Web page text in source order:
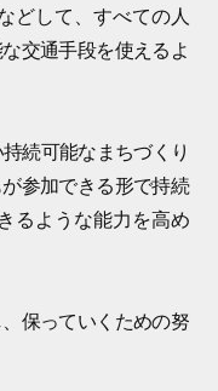
どして、すべての人
交通手段を使えるよ
続可能なまちづくり
参加できる形で持続
るような能力を高め
保っていくための努